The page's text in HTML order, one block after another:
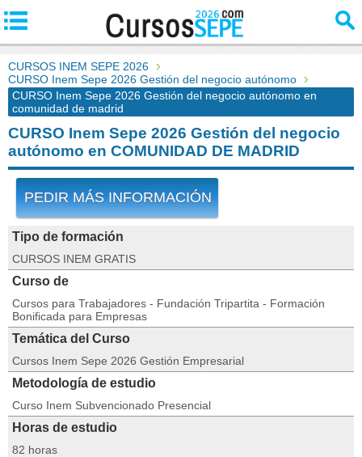
CURSOS INEM SEPE 2026
CURSO Inem Sepe 2026 Gestión del negocio autónomo
CURSO Inem Sepe 2026 Gestión del negocio autónomo en
comunidad de madrid
CURSO Inem Sepe 2026 Gestión del negocio
autónomo en COMUNIDAD DE MADRID
PEDIR MÁS INFORMACIÓN
Tipo de formación
CURSOS INEM GRATIS
Curso de
Cursos para Trabajadores - Fundación Tripartita - Formación
Bonificada para Empresas
Temática del Curso
Cursos Inem Sepe 2026 Gestión Empresarial
Metodología de estudio
Curso Inem Subvencionado Presencial
Horas de estudio
82 horas